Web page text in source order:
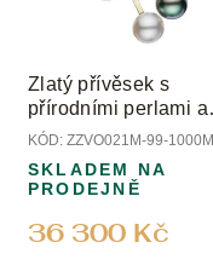
Zlatý přívěsek s
přírodními perlami a
diamanty
KÓD: ZZVO021M-99-1000M
36 300 Kč
SKLADEM NA
PRODEJNĚ